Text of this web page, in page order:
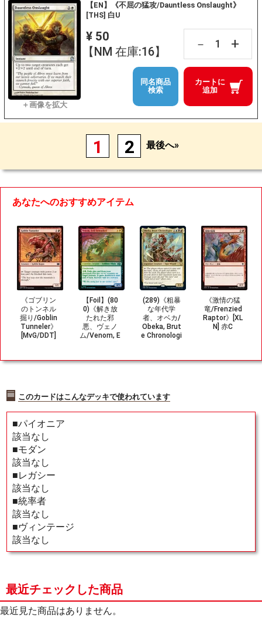
【EN】《不屈の猛攻/Dauntless Onslaught》
[THS] 白U
¥ 50
【NM 在庫:16】
－ +
カートに
追加
同名商品
検索
1 2 最後へ»
あなたへのおすすめアイテム
《ゴブリン
のトンネル
掘り/Goblin
Tunneler》
[MvG/DDT]
【Foil】(80
0)《解き放
たれた邪
悪、ヴェノ
ム/Venom, E
C
(289)《粗暴
な年代学
者、オベカ/
Obeka, Brut
e Chronologi
《激情の猛
竜/Frenzied
Raptor》[XL
N] 赤C
このカードはこんなデッキで使われています
■パイオニア
該当なし
■モダン
該当なし
■レガシー
該当なし
■統率者
該当なし
■ヴィンテージ
該当なし
最近チェックした商品
最近見た商品はありません。